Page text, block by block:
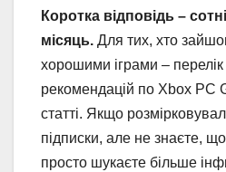
Коротка відповідь –
місяць. Для тих, хто
хорошими іграми –
рекомендацій по Xbox PC
статті. Якщо
підписки, але не знаєте,
просто шукаєте більше